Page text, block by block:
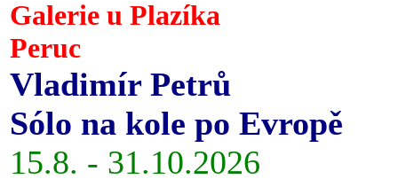
Galerie u Plazíka
Peruc
Vladimír Petrů
Sólo na kole po Evropě
15.8. - 31.10.2026